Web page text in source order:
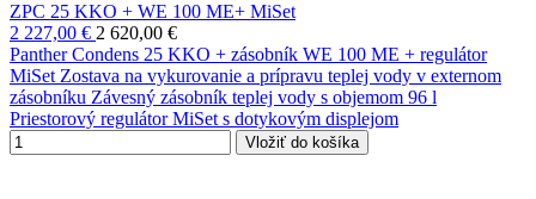
ZPC 25 KKO + WE 100 ME+ MiSet
2 227,00 € 2 620,00 €
Panther Condens 25 KKO + zásobník WE 100 ME + regulátor
MiSet Zostava na vykurovanie a prípravu teplej vody v externom
zásobníku Závesný zásobník teplej vody s objemom 96 l
Priestorový regulátor MiSet s dotykovým displejom
Vložiť do košíka